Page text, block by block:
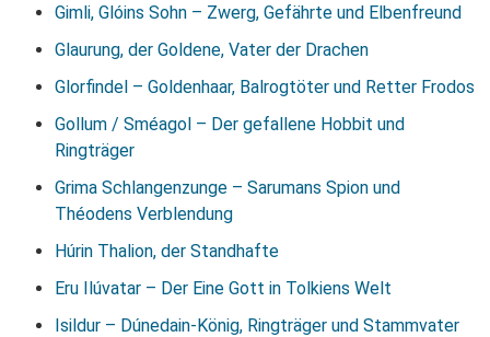
Gimli, Glóins Sohn – Zwerg, Gefährte und Elbenfreund
Glaurung, der Goldene, Vater der Drachen
Glorfindel – Goldenhaar, Balrogtöter und Retter Frodos
Gollum / Sméagol – Der gefallene Hobbit und
Ringträger
Grima Schlangenzunge – Sarumans Spion und
Théodens Verblendung
Húrin Thalion, der Standhafte
Eru Ilúvatar – Der Eine Gott in Tolkiens Welt
Isildur – Dúnedain-König, Ringträger und Stammvater